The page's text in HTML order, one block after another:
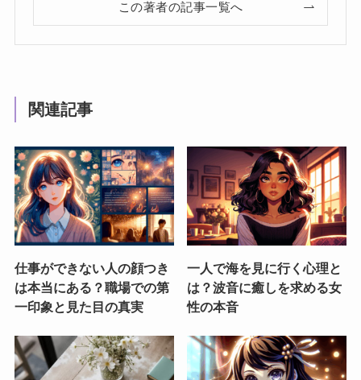
この著者の記事一覧へ
関連記事
仕事ができない人の顔つき
は本当にある？職場での第
一印象と見た目の真実
一人で海を見に行く心理と
は？波音に癒しを求める女
性の本音